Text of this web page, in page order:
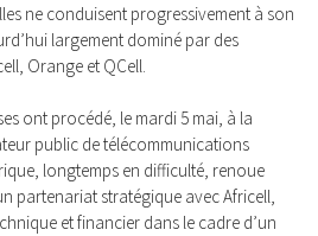
ne conduisent progressivement à son
largement dominé par des
Orange et QCell.
ont procédé, le mardi 5 mai, à la
public de télécommunications
longtemps en difficulté, renoue
partenariat stratégique avec Africell,
et financier dans le cadre d’un